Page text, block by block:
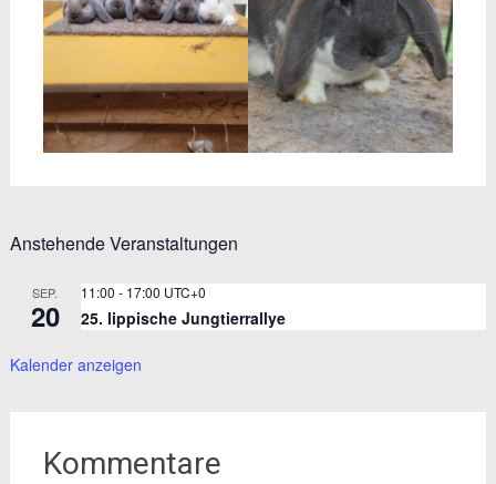
Anstehende Veranstaltungen
SEP.
20
11:00 - 17:00 UTC+0
25. lippische Jungtierrallye
Kalender anzeigen
Kommentare